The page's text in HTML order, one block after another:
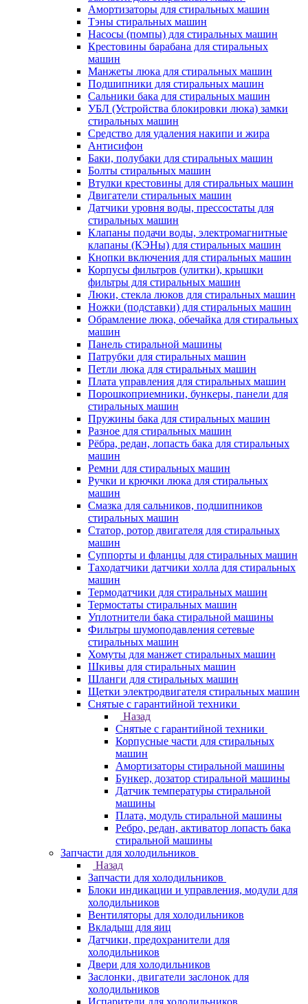
Амортизаторы для стиральных машин
Тэны стиральных машин
Насосы (помпы) для стиральных машин
Крестовины барабана для стиральных
машин
Манжеты люка для стиральных машин
Подшипники для стиральных машин
Сальники бака для стиральных машин
УБЛ (Устройства блокировки люка) замки
стиральных машин
Средство для удаления накипи и жира
Антисифон
Баки, полубаки для стиральных машин
Болты стиральных машин
Втулки крестовины для стиральных машин
Двигатели стиральных машин
Датчики уровня воды, прессостаты для
стиральных машин
Клапаны подачи воды, электромагнитные
клапаны (КЭНы) для стиральных машин
Кнопки включения для стиральных машин
Корпусы фильтров (улитки), крышки
фильтры для стиральных машин
Люки, стекла люков для стиральных машин
Ножки (подставки) для стиральных машин
Обрамление люка, обечайка для стиральных
машин
Панель стиральной машины
Патрубки для стиральных машин
Петли люка для стиральных машин
Плата управления для стиральных машин
Порошкоприемники, бункеры, панели для
стиральных машин
Пружины бака для стиральных машин
Разное для стиральных машин
Рёбра, редан, лопасть бака для стиральных
машин
Ремни для стиральных машин
Ручки и крючки люка для стиральных
машин
Смазка для сальников, подшипников
стиральных машин
Статор, ротор двигателя для стиральных
машин
Суппорты и фланцы для стиральных машин
Таходатчики датчики холла для стиральных
машин
Термодатчики для стиральных машин
Термостаты стиральных машин
Уплотнители бака стиральной машины
Фильтры шумоподавления сетевые
стиральных машин
Хомуты для манжет стиральных машин
Шкивы для стиральных машин
Шланги для стиральных машин
Щетки электродвигателя стиральных машин
Снятые с гарантийной техники
Назад
Снятые с гарантийной техники
Корпусные части для стиральных
машин
Амортизаторы стиральной машины
Бункер, дозатор стиральной машины
Датчик температуры стиральной
машины
Плата, модуль стиральной машины
Ребро, редан, активатор лопасть бака
стиральной машины
Запчасти для холодильников
Назад
Запчасти для холодильников
Блоки индикации и управления, модули для
холодильников
Вентиляторы для холодильников
Вкладыш для яиц
Датчики, предохранители для
холодильников
Двери для холодильников
Заслонки, двигатели заслонок для
холодильников
Испарители для холодильников